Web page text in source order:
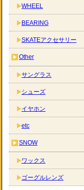
WHEEL
BEARING
SKATEアクセサリー
Other
サングラス
シューズ
イヤホン
etc
SNOW
ワックス
ゴーグルレンズ